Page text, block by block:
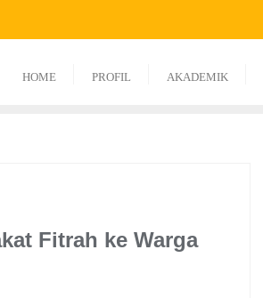
HOME PROFIL AKADEMIK
Fitrah ke Warga